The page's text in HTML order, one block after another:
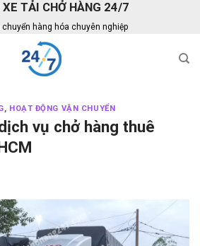
XE TẢI CHỞ HÀNG 24/7
chuyển hàng hóa chuyên nghiệp
, HOẠT ĐỘNG VẬN CHUYỂN
vụ chở hàng thuê